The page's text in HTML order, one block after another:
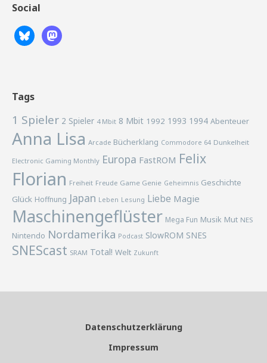
Social
Tags
1 Spieler 2 Spieler 4 Mbit 8 Mbit 1992 1993 1994 Abenteuer
Anna Lisa Arcade Bücherklang Commodore 64 Dunkelheit
Electronic Gaming Monthly Europa FastROM Felix
Florian Freiheit Freude Game Genie Geheimnis Geschichte
Glück Hoffnung Japan Leben Lesung Liebe Magie
Maschinengeflüster Mega Fun Musik Mut NES
Nintendo Nordamerika Podcast SlowROM SNES
SNEScast SRAM Total! Welt Zukunft
Datenschutzerklärung
Impressum